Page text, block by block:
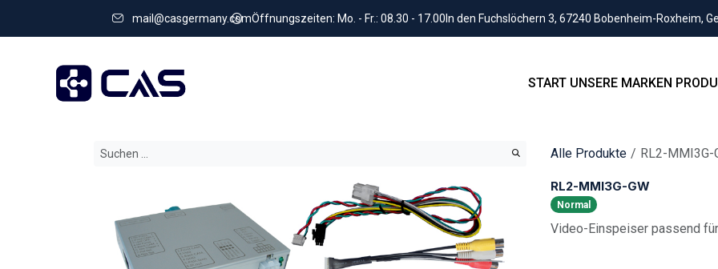
mail@casgermany.comÖffnungszeiten: Mo. - Fr.: 08.30 - 17.00 In den Fuchslöchern 3, 67240 Bobenheim-Roxheim,
START UNSERE MARKEN
Alle Produkte RL2-MMI3G-
RL2-MMI3G-GW
Normal
Video-Einspeiser passend